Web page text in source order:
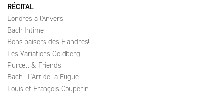
RÉCITAL
Londres à l'Anvers
Bach Intime
Bons baisers des Flandres!
Les Variations Goldberg
Purcell & Friends
Bach : L'Art de la Fugue
Louis et François Couperin